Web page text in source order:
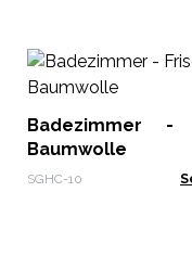
Badezimmer -
Baumwolle
SGHC-10